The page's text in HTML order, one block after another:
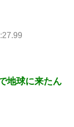
地球に来たん